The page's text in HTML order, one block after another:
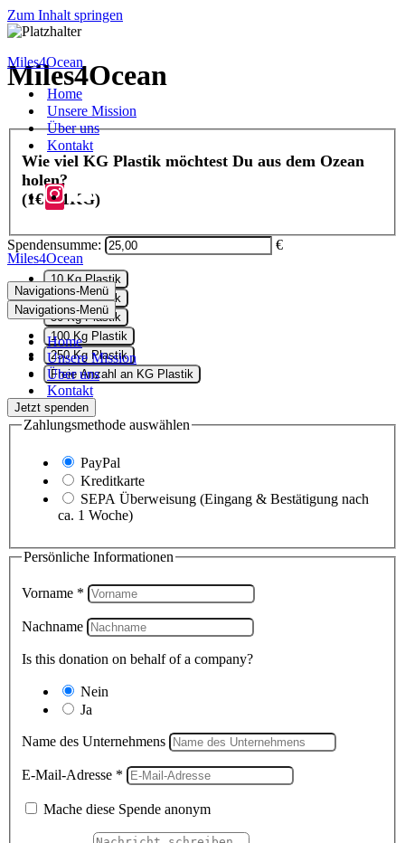
Zum Inhalt springen
Miles4Ocean
Home
Unsere Mission
Über uns
Kontakt
Miles4Ocean
Navigations-Menü
Navigations-Menü
Home
Unsere Mission
Über uns
Kontakt
Miles4Ocean
20.890€of25.000€raised
Wie viel KG Plastik möchtest Du aus dem Ozean
holen?
(1€ = 1KG)
Spendensumme: €
10 Kg Plastik
25 Kg Plastik
50 Kg Plastik
100 Kg Plastik
250 Kg Plastik
Freie Anzahl an KG Plastik
Jetzt spenden
Zahlungsmethode auswählen
PayPal
Kreditkarte
SEPA Überweisung (Eingang & Bestätigung nach
ca. 1 Woche)
Persönliche Informationen
Vorname *
Nachname
Is this donation on behalf of a company?
Nein
Ja
Name des Unternehmens
E-Mail-Adresse *
Mache diese Spende anonym